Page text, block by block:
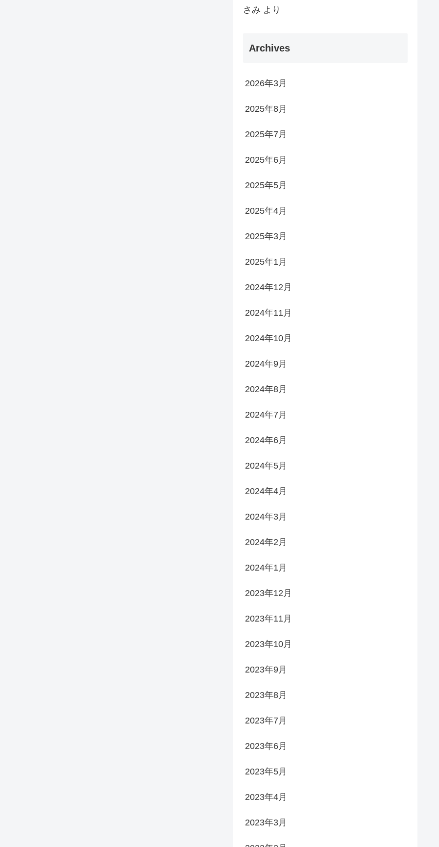
さみ より
Archives
2026年3月
2025年8月
2025年7月
2025年6月
2025年5月
2025年4月
2025年3月
2025年1月
2024年12月
2024年11月
2024年10月
2024年9月
2024年8月
2024年7月
2024年6月
2024年5月
2024年4月
2024年3月
2024年2月
2024年1月
2023年12月
2023年11月
2023年10月
2023年9月
2023年8月
2023年7月
2023年6月
2023年5月
2023年4月
2023年3月